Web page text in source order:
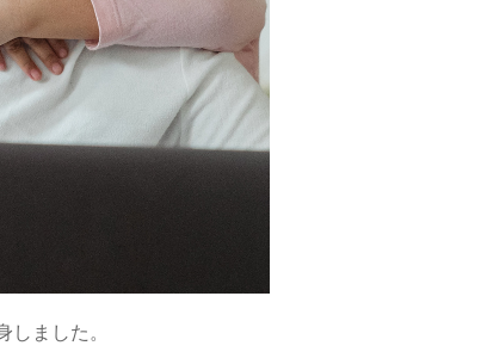
ました。